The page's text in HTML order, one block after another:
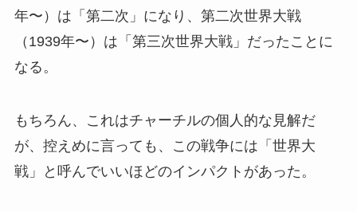
年〜）は「第二次」になり、第二次世界大戦
（1939年〜）は「第三次世界大戦」だったことに
なる。
もちろん、これはチャーチルの個人的な見解だ
が、控えめに言っても、この戦争には「世界大
戦」と呼んでいいほどのインパクトがあった。